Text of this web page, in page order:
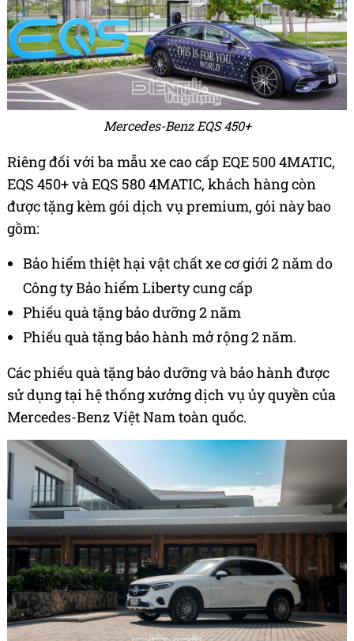
Mercedes-Benz EQS 450+
Riêng đối với ba mẫu xe cao cấp EQE 500 4MATIC,
EQS 450+ và EQS 580 4MATIC, khách hàng còn
được tặng kèm gói dịch vụ premium, gói này bao
gồm:
Bảo hiểm thiệt hại vật chất xe cơ giới 2 năm do
Công ty Bảo hiểm Liberty cung cấp
Phiếu quà tặng bảo dưỡng 2 năm
Phiếu quà tặng bảo hành mở rộng 2 năm.
Các phiếu quà tặng bảo dưỡng và bảo hành được
sử dụng tại hệ thống xưởng dịch vụ ủy quyền của
Mercedes-Benz Việt Nam toàn quốc.